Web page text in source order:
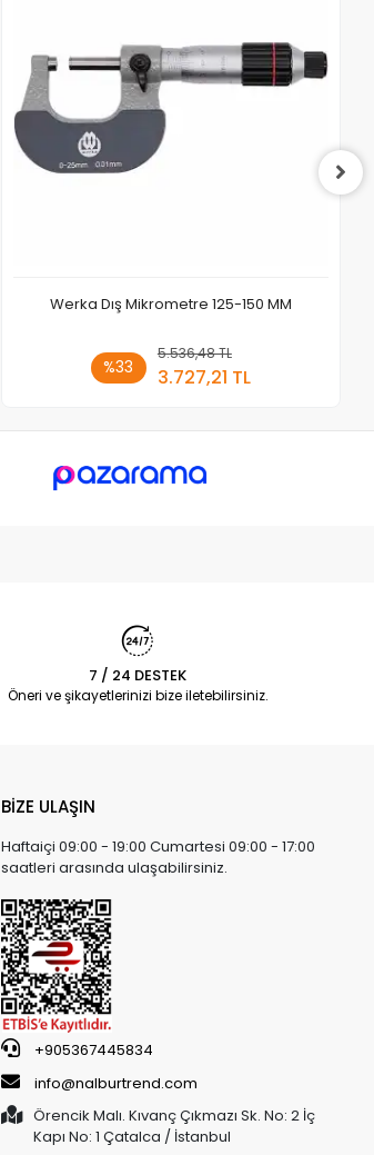
Werka Dış Mikrometre 125-150 MM
%33
5.536,48 TL
3.727,21 TL
Sepete Ekle
7 / 24 DESTEK
Öneri ve şikayetlerinizi bize iletebilirsiniz.
BİZE ULAŞIN
Haftaiçi 09:00 - 19:00 Cumartesi 09:00 - 17:00
saatleri arasında ulaşabilirsiniz.
+905367445834
info@nalburtrend.com
Örencik Malı. Kıvanç Çıkmazı Sk. No: 2 İç
Kapı No: 1 Çatalca / İstanbul